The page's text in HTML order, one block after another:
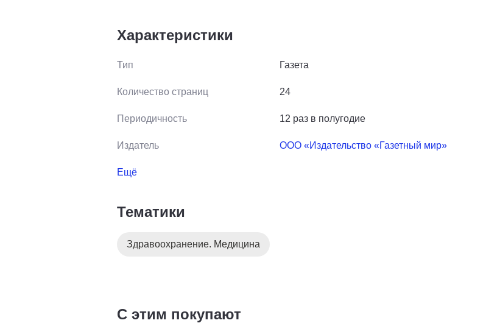
Характеристики
Тип Газета
Количество страниц 24
Периодичность 12 раз в полугодие
Издатель ООО «Издательство «Газетный мир»
Ещё
Тематики
Здравоохранение. Медицина
С этим покупают